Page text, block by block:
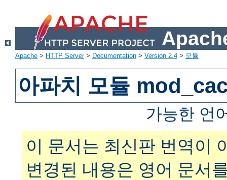
Apache > HTTP Server> Documentation > Version 2.4 > 모듈
아파치 모듈
가능한 언
이 문서는 최신판 번역이
변경된 내용은 영어 문서